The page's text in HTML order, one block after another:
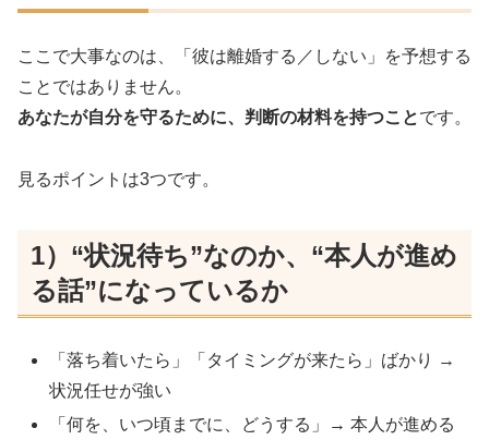
ここで大事なのは、「彼は離婚する／しない」を予想する
ことではありません。
あなたが自分を守るために、判断の材料を持つことです。
見るポイントは3つです。
1）“状況待ち”なのか、“本人が進め
る話”になっているか
「落ち着いたら」「タイミングが来たら」ばかり →
状況任せが強い
「何を、いつ頃までに、どうする」→ 本人が進める